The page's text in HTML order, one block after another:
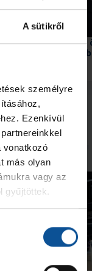
A sütikről
személyre
Ezenkívül
vonatkozó
más olyan
vagy az
gyűjtöttek.
teli idény,
a felnőtt